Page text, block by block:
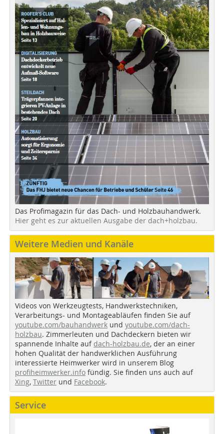
Das Profimagazin für das Dach- und Holzbauhandwerk.
Hier geht es zur aktuellen Ausgabe der dach+holzbau.
Weitere Medien und Kanäle
Videos von Werkzeugtests, Handwerkstechniken,
Verarbeitungs- und Montageabläufen finden Sie auf
youtube.com/bauhandwerk und youtube.com/dach-
holzbau. Zimmerleuten und Dachdeckern bieten wir
spannende Inhalte auf dach-holzbau.de, der an einer
hohen Qualität der handwerklichen Ausführung
interessierte Heimwerker wird in unserem Blog
profiheimwerker.info fündig. Sie finden uns auch auf
Xing, Twitter und Facebook.
Service